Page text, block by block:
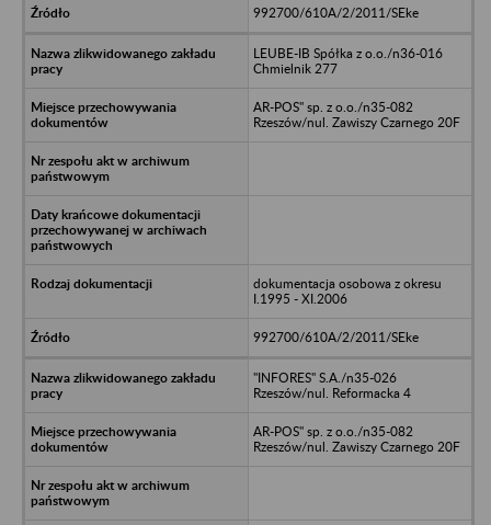
992700/610A/2/2011/SEke
LEUBE-IB Spółka z o.o./n36-016
Chmielnik 277
AR-POS" sp. z o.o./n35-082
Rzeszów/nul. Zawiszy Czarnego 20F
dokumentacja osobowa z okresu
I.1995 - XI.2006
992700/610A/2/2011/SEke
"INFORES" S.A./n35-026
Rzeszów/nul. Reformacka 4
AR-POS" sp. z o.o./n35-082
Rzeszów/nul. Zawiszy Czarnego 20F